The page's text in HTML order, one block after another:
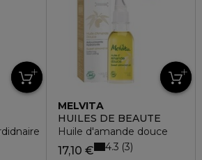
MELVITA
HUILES DE BEAUTE
Huile d'amande douce
17,10 € 4.3 3